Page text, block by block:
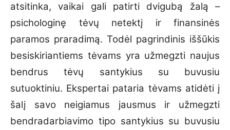
atsitinka, vaikai gali patirti dvigubą žalą –
psichologinę tėvų netektį ir finansinės
paramos praradimą. Todėl pagrindinis iššūkis
besiskiriantiems tėvams yra užmegzti naujus
bendrus tėvų santykius su buvusiu
sutuoktiniu. Ekspertai pataria tėvams atidėti į
šalį savo neigiamus jausmus ir užmegzti
bendradarbiavimo tipo santykius su buvusiu